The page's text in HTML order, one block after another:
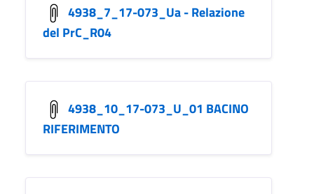
4938_7_17-073_Ua - Relazione
del PrC_R04
4938_10_17-073_U_01 BACINO
RIFERIMENTO